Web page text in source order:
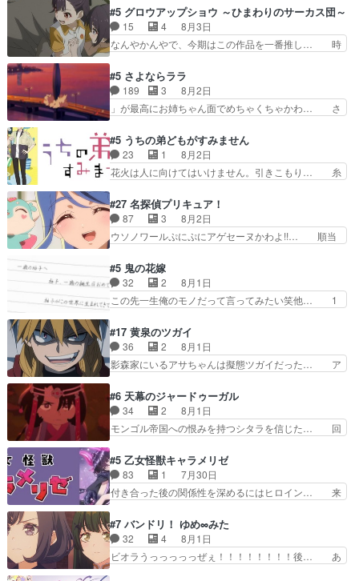
マン趣味ダダ漏れで好き… 期末試験が始まろうと
しておりスピカは対策… 能力鑑定胸像タリスマン
氏容姿も評価してし…
関係の清算が粛々と進められているサラ… サラと
の関係に対して完全に「昔の女」とし… ルーシー
にデレるルディが完全に親バカで微… サラとは会
ってほしいちゃんとした別れ方し… サラは未練0
キャラモヤモヤする別れ方だ… 役で出演させてい
ただきました！よろしくお… 毎クールメインヒロ
インを好きになっちゃう…
#5 グロウアップショウ ～ひまわりのサーカス団～
15 4
8月3日
なんやかんやで、今期はこの作品を一番推し… 時
愛すぎるな楠木ともりちゃんのね… デフォルメさ
れた表情が特に多かったのが印… 葵＆茜の回も良
きでした。あの証拠写真、ひ… 互いが互いのこと
を想っているのにすれ違っ… 第５話をｄアニメス
んと練習したい〟と言… 本当この作品は「キャ
ラ」を活かすのがうま… みずかちゃんの介入で双
子の仲にヒビが………
#5 さよならララ
189 3
8月2日
」が最高にお姉ちゃん面でめちゃくちゃかわ… さ
を振り切ってみんなに謝ったララの思い… 仕事に
馴染めない辺り観ていて苦しいところ… ララちゃ
んの事情はもう少し皆に話して良い… ララと茉里
とで初のアルバイト。七転八倒し… 労働するプリ
てケーキ食べて、帰りにカメ… ララが働く事での
てんやわんや。働いて大変… 地道に働き人と関わ
る日々の中に愛を見いだ…
#5 うちの弟どもがすみません
23 1
8月2日
花火は人に向けてはいけません。引きこもり… 糸
お名前を見たんだけどあの中村大樹さん… 糸ちゃ
んカッケー、色んな意味でwゲームが… 姉から性
的興奮覚えてないよね？なんて言わ… テーマ：引
きこもりの理由感想は、久しぶり… 元ゲーマーな
んの距離感おかしいね(*´… 糸と源ははよ好きお
うとると言わんかい！引… ショウくんと対等に話
すためにゲームをする…
#27 名探偵プリキュア！
87 3
8月2日
ウソノワールぷにぷにアゲセーヌかわよ!!… 順当
取り戻し正式に探偵事務所で働き始め… ポワロ、
元ネタを解説して原作に誘導するの… くれあさん
の探偵としての初事件にしてちょ… ・急にクイズ
番組が始まったw・妖精ウソノ… るるかの助手だ
の！？クレアさん探偵すぎ… 突然のポアロクイズ
は草なんよ。んで、あん… 今回からついにくれあ
が探偵事務所の仲間に…
#5 鬼の花嫁
32 2
8月1日
この先一生俺のモノだって言ってみたい笑他… 1
さん柚子に18年分の誕生日プレゼント… 柚子は
鬼龍院家から初めて学校に通う事にな… プレゼン
ト攻撃ヤバすぎるwwwヴァイオレ… 玲夜さまサ
プライズの、これまでの柚子ちゃ… 玲夜から柚子
んへ…もう中学生な… 梅原の人が18歳になるま
での誕生プレゼン… なよなよした男（cv石田彰）
梅ちゃんがた…
#17 黄泉のツガイ
36 2
8月1日
影森家にいるアサちゃんは擬態ツガイだった… ア
にアサはいなかった逆にガブちゃんはい… 影森の
当主が際限なくツガイを増やせるのに… 今回はも
うガブちゃんさんの悲鳴にも似た怒… ユルと戦っ
た時から伏線が張られていたのが… しかしアサ
い筈のガブちゃん、アキオの… 色々とひっかけが
あって、最終的に嫌な終わ… ゴンゾウが従える大
量のツガイに何事かと思…
#6 天幕のジャードゥーガル
34 2
8月1日
モンゴル帝国への恨みを持つシタラを信じた… 回
タイの妃になってもその心は晴れず、モ… ドレゲ
ネの過去、宝石だった彼女が人になり… ドレゲネ
の過去、、辛かった、、あのジャタ… 年上旦那が
良い人でも、女は宝石でただ笑っ… ダイルの儀式
過去には同情の言葉しか…シ… 奥様に悲しい過
去…萌え袖が可愛いね、と思… ドレゲネとシタ
ラ、2人だけの同盟が結成さ…
#5 乙女怪獣キャラメリゼ
83 1
7月30日
付き合った後の関係性を深めるにはヒロイン… 来
とメスってて何この可愛い生物。クラス… 付き合
い始めたら始めたでまた違った悩みが… と一歩ず
つ踏み出す黒絵ちゃん微笑ま新汰の… ツインテー
ルが可愛いお茶目な妹ちゃんです… しかも過去も
#7 バンドリ！ ゆめ∞みた
32 4
8月1日
ビオラうっっっっっぜぇ！！！！！！！！後… あ